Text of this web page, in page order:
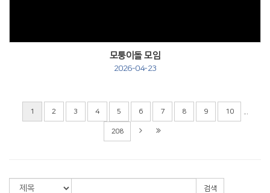
모퉁이돌 모임
2026-04-23
1 2 3 4 5 6 7 8 9 10
208
검색